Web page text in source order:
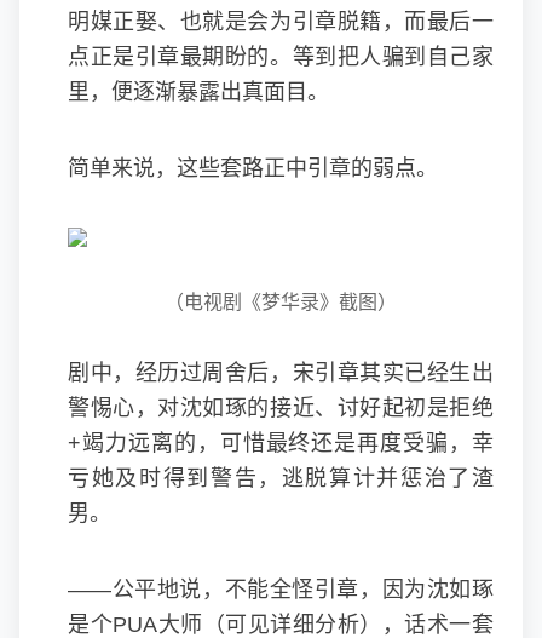
明媒正娶、也就是会为引章脱籍，而最后一
点正是引章最期盼的。等到把人骗到自己家
里，便逐渐暴露出真面目。
简单来说，这些套路正中引章的弱点。
（电视剧《梦华录》截图）
剧中，经历过周舍后，宋引章其实已经生出
警惕心，对沈如琢的接近、讨好起初是拒绝
+竭力远离的，可惜最终还是再度受骗，幸
亏她及时得到警告，逃脱算计并惩治了渣
男。
——公平地说，不能全怪引章，因为沈如琢
是个PUA大师（可见详细分析），话术一套